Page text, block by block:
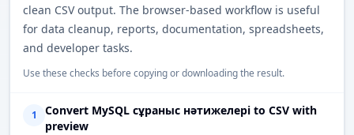
clean CSV output. The browser-based workflow is useful
for data cleanup, reports, documentation, spreadsheets,
and developer tasks.
Use these checks before copying or downloading the result.
1
Convert MySQL сұраныс нәтижелері to CSV with
preview